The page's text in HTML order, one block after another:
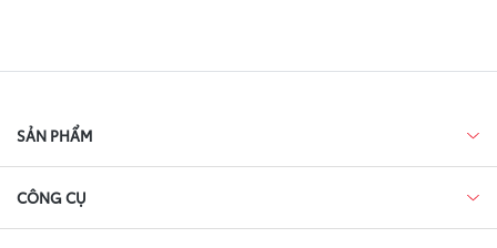
SẢN PHẨM
CÔNG CỤ